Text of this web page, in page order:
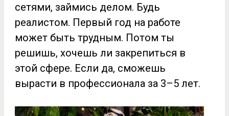
сетями, займись делом. Будь
реалистом. Первый год на работе
может быть трудным. Потом ты
решишь, хочешь ли закрепиться в
этой сфере. Если да, сможешь
вырасти в профессионала за 3–5 лет.